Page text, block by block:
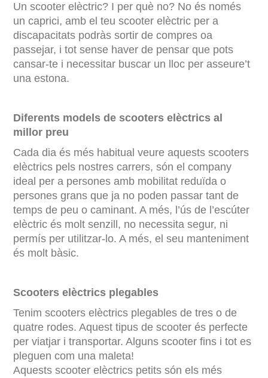
Un scooter elèctric? I per què no? No és només
un caprici, amb el teu scooter elèctric per a
discapacitats podràs sortir de compres oa
passejar, i tot sense haver de pensar que pots
cansar-te i necessitar buscar un lloc per asseure’t
una estona.
Diferents models de scooters elèctrics al
millor preu
Cada dia és més habitual veure aquests scooters
elèctrics pels nostres carrers, són el company
ideal per a persones amb mobilitat reduïda o
persones grans que ja no poden passar tant de
temps de peu o caminant. A més, l’ús de l’escúter
elèctric és molt senzill, no necessita segur, ni
permís per utilitzar-lo. A més, el seu manteniment
és molt bàsic.
Scooters elèctrics plegables
Tenim scooters elèctrics plegables de tres o de
quatre rodes. Aquest tipus de scooter és perfecte
per viatjar i transportar. Alguns scooter fins i tot es
pleguen com una maleta!
Aquests scooter elèctrics petits són els més